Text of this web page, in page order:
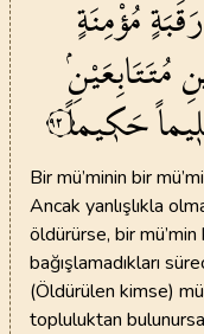
رَقَبَةٍمُؤْمِنَةٍۚ
مُتَتَابِعَيْنِۘ
حَك۪يماً٩٢
Bir mü’minin bir
Ancak yanlışlıkla
öldürürse, bir
bağışlamadıkları
(Öldürülen kimse)
topluluktan